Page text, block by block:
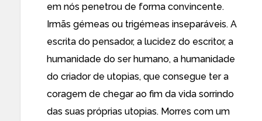
em nós penetrou de forma convincente.
Irmãs gémeas ou trigémeas inseparáveis. A
escrita do pensador, a lucidez do escritor, a
humanidade do ser humano, a humanidade
do criador de utopias, que consegue ter a
coragem de chegar ao fim da vida sorrindo
das suas próprias utopias. Morres com um